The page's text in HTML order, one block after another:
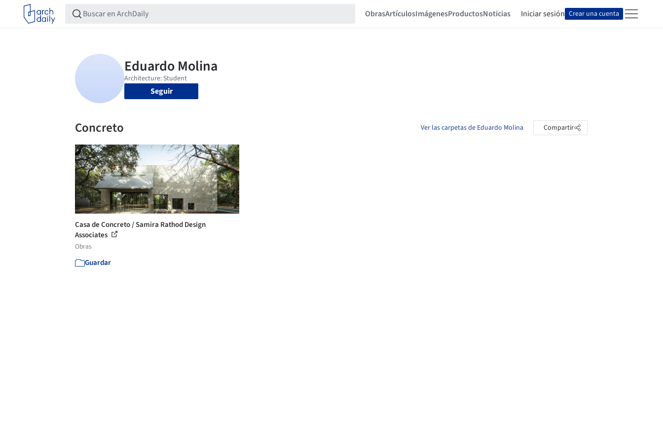
ObrasArtículosImágenesProductosNoticias Iniciar sesión Crear una cuenta
Seguir
Concreto Ver las carpetas de Eduardo Molina Compartir
Casa de Concreto / Samira Rathod Design
Associates
Obras
Guardar